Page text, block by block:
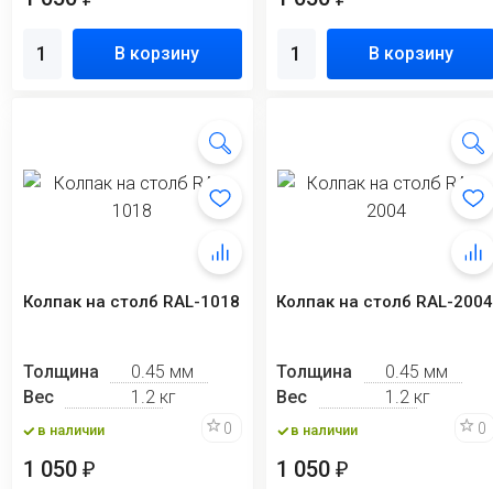
В корзину В корзину
Колпак на столб RAL-1018
Толщина
0.45 мм
Вес
1.2 кг
в наличии 0
1 050 ₽
Колпак на столб RAL-2004
Толщина
0.45 мм
Вес
1.2 кг
в наличии 0
1 050₽